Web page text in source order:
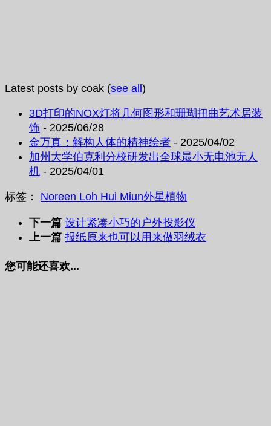
Latest posts by coak (see all )
3D打印的NOX灯将几何图形和珊瑚扭曲艺术居装
饰 - 2025/06/28
金万真：解构人体的精神绘者 - 2025/04/02
加州大学伯克利分校研发出全球最小无电池无人
机 - 2025/04/01
标签： Noreen Loh Hui Miun外星植物
下一篇 设计紧凑小巧的户外投影仪
上一篇 报纸原来也可以用来做羽绒衣
您可能还喜欢...